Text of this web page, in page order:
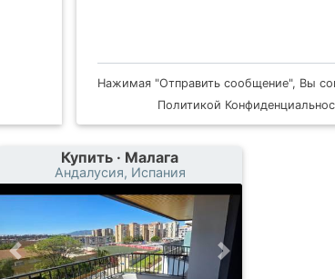
Нажимая "Отправить сообщение", Вы
Политикой
Купить · Малага
Андалусия, Испания